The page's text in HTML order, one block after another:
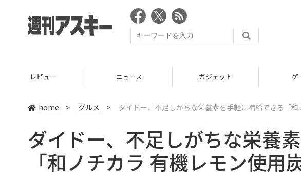
ニュース ガジェット ゲーム グ
home > グルメ > ダイドー、不足しがちな栄養素を手軽に補給できる「和
ダイドー、不足しがちな栄養
「和ノチカラ 有機レモン使用